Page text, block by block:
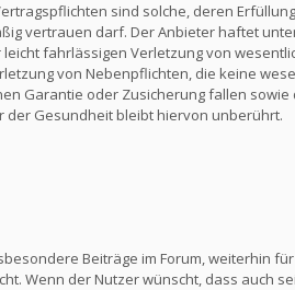
sind solche, deren
vertrauen darf. Der Anbieter haftet
fahrlässigen Verletzung von
von Nebenpflichten, die keine
Garantie oder Zusicherung fallen sowie
der Gesundheit bleibt hiervon unberührt.
Beiträge im Forum, weiterhin
Wenn der Nutzer wünscht, dass auch